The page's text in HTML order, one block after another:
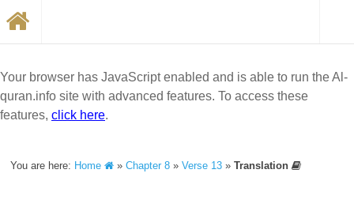
Your browser has JavaScript enabled and is able to run the Al-
quran.info site with advanced features. To access these
features, click here.
You are here: Home »Chapter 8 »Verse 13 »Translation